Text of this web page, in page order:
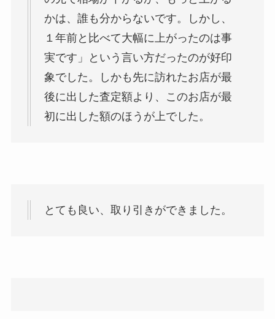
かは、誰も分からないです。しかし、
１年前と比べて大幅に上がったのは事
実です」という言い方だったのが好印
象でした。しかも先に訪れたお店が最
後に出した査定額より、このお店が最
初に出した額のほうが上でした。
とても良い、取り引きができました。